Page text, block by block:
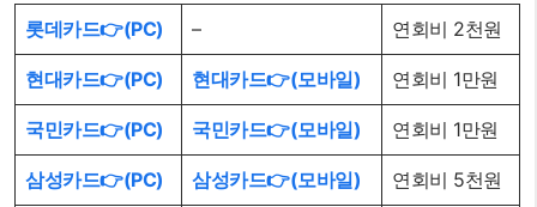
롯데카드👉(PC) – 연회비 2천원
현대카드👉(PC) 현대카드👉(모바일) 연회비 1만원
국민카드👉(PC) 국민카드👉(모바일) 연회비 1만원
삼성카드👉(PC) 삼성카드👉(모바일) 연회비 5천원